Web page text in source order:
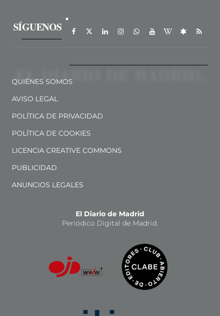
SÍGUENOS
QUIÉNES SOMOS
AVISO LEGAL
POLÍTICA DE PRIVACIDAD
POLÍTICA DE COOKIES
LICENCIA CREATIVE COMMONS
PUBLICIDAD
ANUNCIOS LEGALES
El Diario de Madrid
Periódico Digital de Madrid.